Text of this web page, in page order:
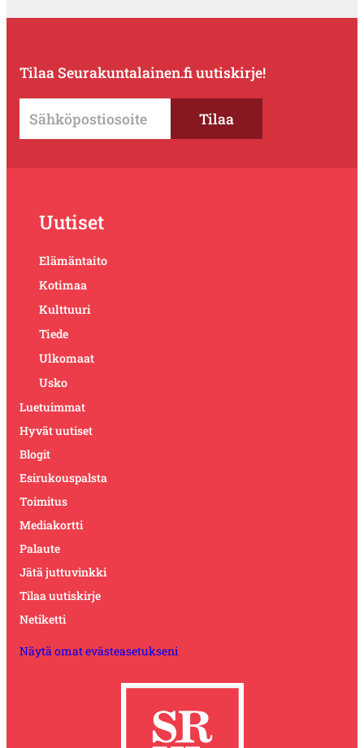
Tilaa Seurakuntalainen.fi uutiskirje!
Uutiset
Elämäntaito
Kotimaa
Kulttuuri
Tiede
Ulkomaat
Usko
Luetuimmat
Hyvät uutiset
Blogit
Esirukouspalsta
Toimitus
Mediakortti
Palaute
Jätä juttuvinkki
Tilaa uutiskirje
Netiketti
Näytä omat evästeasetukseni